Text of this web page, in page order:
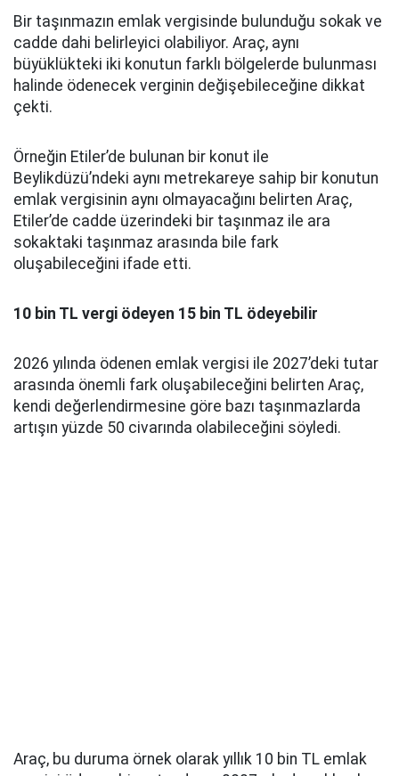
Bir taşınmazın emlak vergisinde bulunduğu sokak ve
cadde dahi belirleyici olabiliyor. Araç, aynı
büyüklükteki iki konutun farklı bölgelerde bulunması
halinde ödenecek verginin değişebileceğine dikkat
çekti.
Örneğin Etiler’de bulunan bir konut ile
Beylikdüzü’ndeki aynı metrekareye sahip bir konutun
emlak vergisinin aynı olmayacağını belirten Araç,
Etiler’de cadde üzerindeki bir taşınmaz ile ara
sokaktaki taşınmaz arasında bile fark
oluşabileceğini ifade etti.
10 bin TL vergi ödeyen 15 bin TL ödeyebilir
2026 yılında ödenen emlak vergisi ile 2027’deki tutar
arasında önemli fark oluşabileceğini belirten Araç,
kendi değerlendirmesine göre bazı taşınmazlarda
artışın yüzde 50 civarında olabileceğini söyledi.
Araç, bu duruma örnek olarak yıllık 10 bin TL emlak